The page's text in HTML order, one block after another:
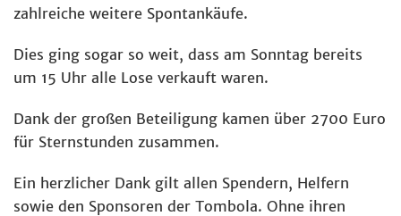
zahlreiche weitere Spontankäufe.
Dies ging sogar so weit, dass am Sonntag bereits
um 15 Uhr alle Lose verkauft waren.
Dank der großen Beteiligung kamen über 2700 Euro
für Sternstunden zusammen.
Ein herzlicher Dank gilt allen Spendern, Helfern
sowie den Sponsoren der Tombola. Ohne ihren